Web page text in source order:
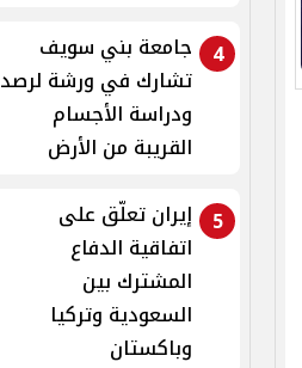
4
جامعة بني سويف
تشارك في ورشة لرصد
ودراسة الأجسام
القريبة من الأرض
5
إيران تعلّق على
اتفاقية الدفاع
المشترك بين
السعودية وتركيا
وباكستان